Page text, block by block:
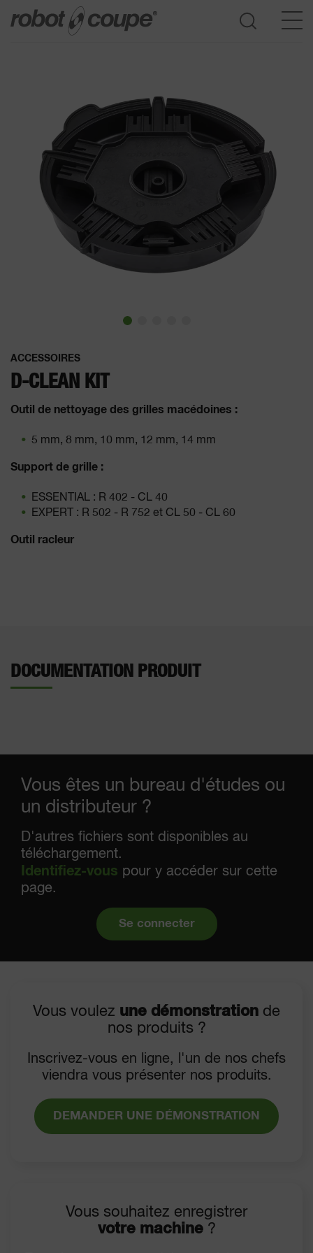
ACCESSOIRES
D-CLEAN KIT
Outil de nettoyage des grilles macédoines :
5 mm, 8 mm, 10 mm, 12 mm, 14 mm
Support de grille :
ESSENTIAL : R 402 - CL 40
EXPERT : R 502 - R 752 et CL 50 - CL 60
Outil racleur
DOCUMENTATION PRODUIT
Vous êtes un bureau d'études ou
un distributeur ?
D'autres fichiers sont disponibles au
téléchargement.
Identifiez-vous pour y accéder sur cette
page.
Se connecter
Vous voulez une démonstration de
nos produits ?
Inscrivez-vous en ligne, l'un de nos chefs
viendra vous présenter nos produits.
DEMANDER UNE DÉMONSTRATION
Vous souhaitez enregistrer
votre machine ?
Accès au guide de sélection